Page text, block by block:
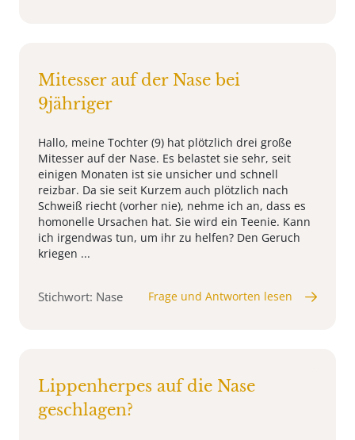
Mitesser auf der Nase bei
9jähriger
Hallo, meine Tochter (9) hat plötzlich drei große
Mitesser auf der Nase. Es belastet sie sehr, seit
einigen Monaten ist sie unsicher und schnell
reizbar. Da sie seit Kurzem auch plötzlich nach
Schweiß riecht (vorher nie), nehme ich an, dass es
homonelle Ursachen hat. Sie wird ein Teenie. Kann
ich irgendwas tun, um ihr zu helfen? Den Geruch
kriegen ...
Stichwort: Nase Frage und Antworten lesen
Lippenherpes auf die Nase
geschlagen?